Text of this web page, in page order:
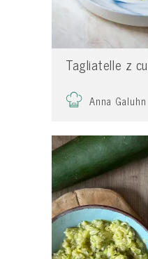
Tagliatelle z
Anna Galuhn